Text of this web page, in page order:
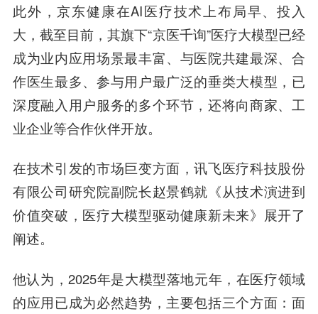
此外，京东健康在AI医疗技术上布局早、投入
大，截至目前，其旗下“京医千询”医疗大模型已经
成为业内应用场景最丰富、与医院共建最深、合
作医生最多、参与用户最广泛的垂类大模型，已
深度融入用户服务的多个环节，还将向商家、工
业企业等合作伙伴开放。
在技术引发的市场巨变方面，讯飞医疗科技股份
有限公司研究院副院长赵景鹤就《从技术演进到
价值突破，医疗大模型驱动健康新未来》展开了
阐述。
他认为，2025年是大模型落地元年，在医疗领域
的应用已成为必然趋势，主要包括三个方面：面